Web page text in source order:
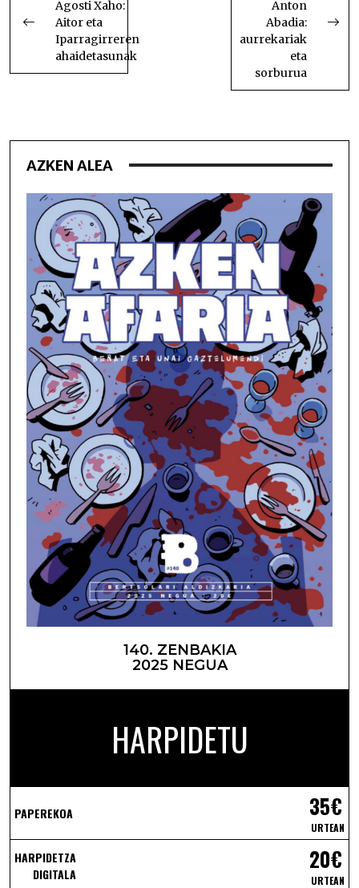
Agosti Xaho:
Aitor eta
Iparragirreren
ahaidetasunak
Anton
Abadia:
aurrekariak
eta
sorburua
AZKEN ALEA
140. ZENBAKIA
2025 NEGUA
HARPIDETU
PAPEREKOA 35€
URTEAN
HARPIDETZA
DIGITALA
20€
URTEAN